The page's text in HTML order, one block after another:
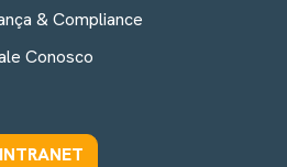
& Compliance
Conosco
INTRANET